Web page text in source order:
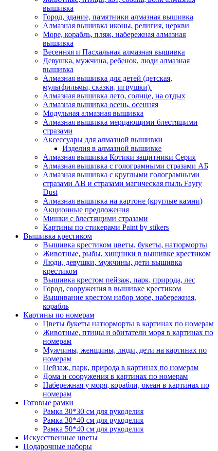
вышивка
Город, здание, памятники алмазная вышивка
Алмазная вышивка иконы, религия, церкви
Море, корабль, пляж, набережная алмазная
вышивка
Весенняя и Пасхальная алмазная вышивка
Девушка, мужчина, ребенок, люди алмазная
вышивка
Алмазная вышивка для детей (детская,
мультфильмы, сказки, игрушки).
Алмазная вышивка лето, солнце, на отдых
Алмазная вышивка осень, осенняя
Модульная алмазная вышивка
Алмазная вышивка мерцающими блестящими
стразами
Аксессуары для алмазной вышивки
Изделия в алмазной вышивке
Алмазная вышивка Котики защитники Серия
Алмазная вышивка с голограмными стразами АБ
Алмазная вышивка с круглыми голограмными
стразами AB и стразами магическая пыль Fayry
Dust
Алмазная вышивка на картоне (круглые камни)
Акционные предложения
Мишки с блестящими стразами
Картины по стикерами Paint by stikers
Вышивка крестиком
Вышивка крестиком цветы, букеты, натюрморты
Животные, рыбы, хищники в вышивке крестиком
Люди, девушки, мужчины, дети вышивка
крестиком
Вышивка крестом пейзаж, парк, природа, лес
Город, сооружения в вышивке крестиком
Вышивание крестом набор море, набережная,
корабль
Картины по номерам
Цветы букеты натюрморты в картинах по номерам
Животные, птицы и обитатели моря в картинах по
номерам
Мужчины, женщины, люди, дети на картинах по
номерам
Пейзаж, парк, природа в картинах по номерам
Дома и сооружения в картинах по номерам
Набережная у моря, корабли, океан в картинах по
номерам
Готовые рамки
Рамка 30*30 см для рукоделия
Рамка 30*40 см для рукоделия
Рамка 50*40 см для рукоделия
Искусственные цветы
Подарочные наборы